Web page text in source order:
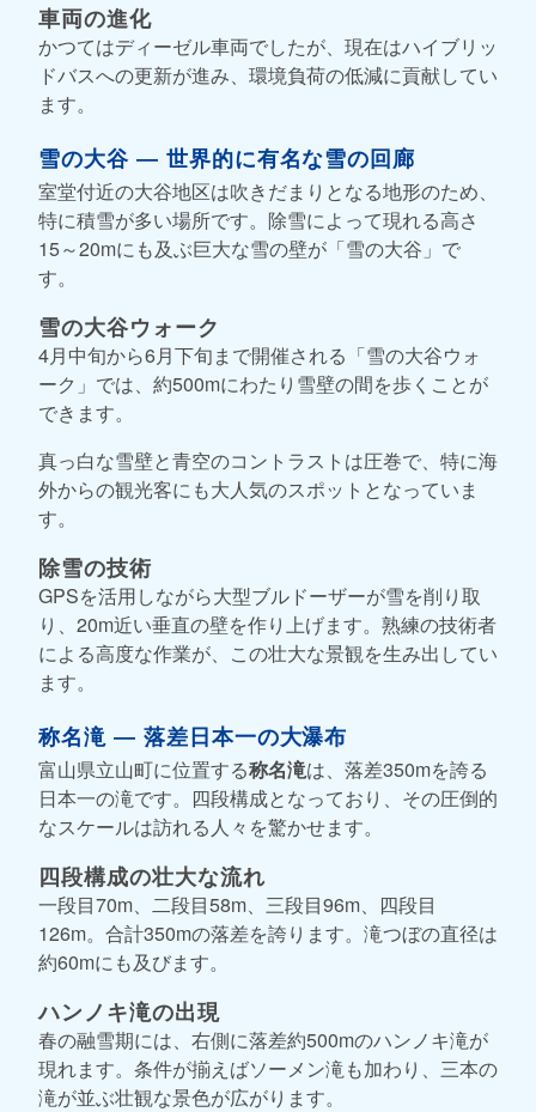
車両の進化
かつてはディーゼル車両でしたが、現在はハイブリッ
ドバスへの更新が進み、環境負荷の低減に貢献してい
ます。
雪の大谷 ― 世界的に有名な雪の回廊
室堂付近の大谷地区は吹きだまりとなる地形のため、
特に積雪が多い場所です。除雪によって現れる高さ
15～20mにも及ぶ巨大な雪の壁が「雪の大谷」で
す。
雪の大谷ウォーク
4月中旬から6月下旬まで開催される「雪の大谷ウォ
ーク」では、約500mにわたり雪壁の間を歩くことが
できます。
真っ白な雪壁と青空のコントラストは圧巻で、特に海
外からの観光客にも大人気のスポットとなっていま
す。
除雪の技術
GPSを活用しながら大型ブルドーザーが雪を削り取
り、20m近い垂直の壁を作り上げます。熟練の技術者
による高度な作業が、この壮大な景観を生み出してい
ます。
称名滝 ― 落差日本一の大瀑布
富山県立山町に位置する称名滝は、落差350mを誇る
日本一の滝です。四段構成となっており、その圧倒的
なスケールは訪れる人々を驚かせます。
四段構成の壮大な流れ
一段目70m、二段目58m、三段目96m、四段目
126m。合計350mの落差を誇ります。滝つぼの直径は
約60mにも及びます。
ハンノキ滝の出現
春の融雪期には、右側に落差約500mのハンノキ滝が
現れます。条件が揃えばソーメン滝も加わり、三本の
滝が並ぶ壮観な景色が広がります。